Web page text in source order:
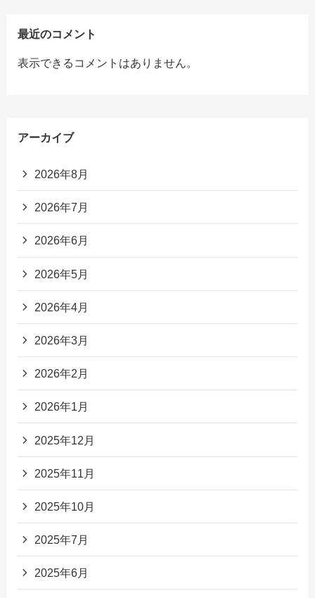
最近のコメント
表示できるコメントはありません。
アーカイブ
2026年8月
2026年7月
2026年6月
2026年5月
2026年4月
2026年3月
2026年2月
2026年1月
2025年12月
2025年11月
2025年10月
2025年7月
2025年6月